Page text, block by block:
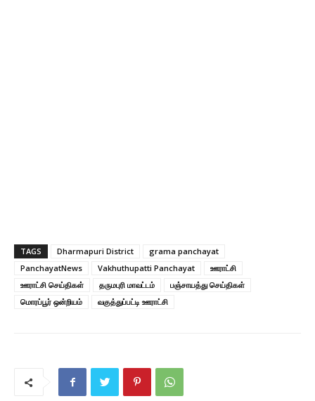
TAGS Dharmapuri District
grama panchayat
PanchayatNews
Vakhuthupatti Panchayat
ஊராட்சி
ஊராட்சி செய்திகள்
தருமபுரி மாவட்டம்
பஞ்சாயத்து செய்திகள்
மொரப்பூர் ஒன்றியம்
வகுத்துப்பட்டி ஊராட்சி